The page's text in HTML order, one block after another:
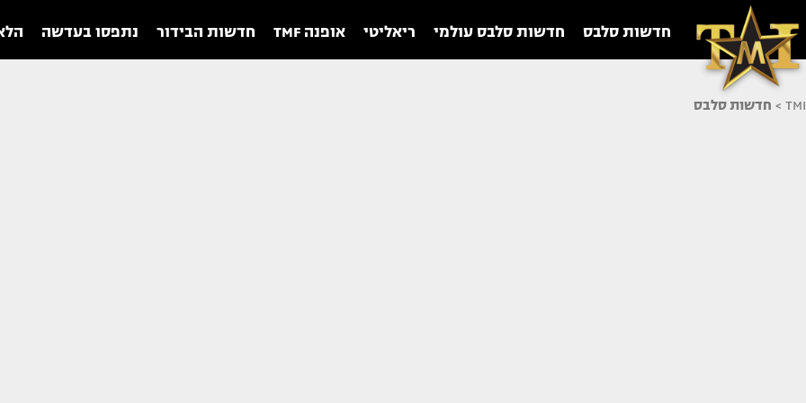
חדשות סלבס חדשות סלבס עולמי ריאליטי אופנה TMF חדשות הבידור נתפסו בעדשה
TMI
> חדשות סלבס